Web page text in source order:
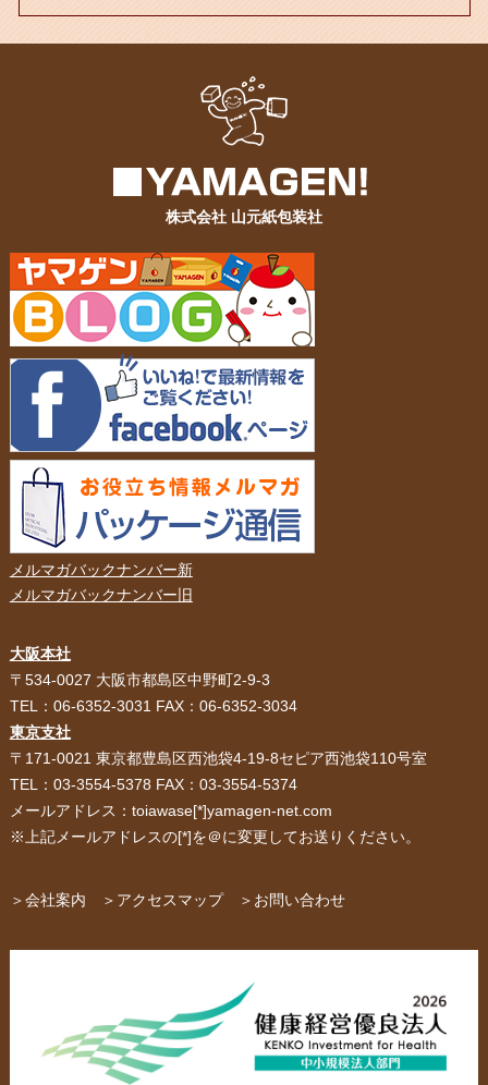
サービス紹介 お客様の声
スタッフ紹介 採用情報
紙袋・手提げ袋
パッケージ
ペーパーレザーバッグ 米袋
株式会社 山元紙包装社
メルマガバックナンバー新
メルマガバックナンバー旧
大阪本社
〒534-0027 大阪市都島区中野町2-9-3
TEL：06-6352-3031 FAX：06-6352-3034
東京支社
〒171-0021 東京都豊島区西池袋4-19-8セピア西池袋110号室
TEL：03-3554-5378 FAX：03-3554-5374
メールアドレス：toiawase[*]yamagen-net.com
※上記メールアドレスの[*]を＠に変更してお送りください。
＞会社案内 ＞アクセスマップ ＞お問い合わせ